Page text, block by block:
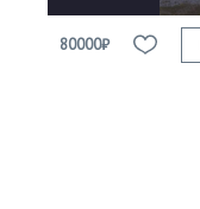
80000₽